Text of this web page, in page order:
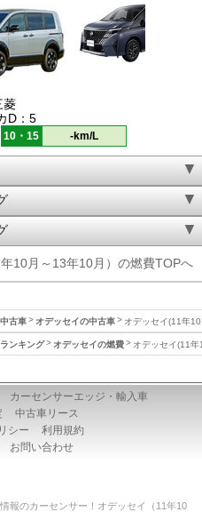
菱
D：5
10・15 -km/L
10月～13年10月）の燃費TOPへ
古車 オデッセイの中古車 オデッセイ(11年
ンキング オデッセイの燃費 オデッセイ(11
カーセンサーエッジ・輸入車
中古車リース
シー
利用規約
お問い合わせ
報のカーセンサー！オデッセイ（11年10